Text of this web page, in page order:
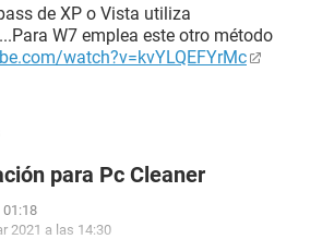
de XP o Vista utiliza
W7 emplea este otro método
watch?v=kvYLQEFYrMc
para Pc Cleaner
01:18
2021 a las 14:30